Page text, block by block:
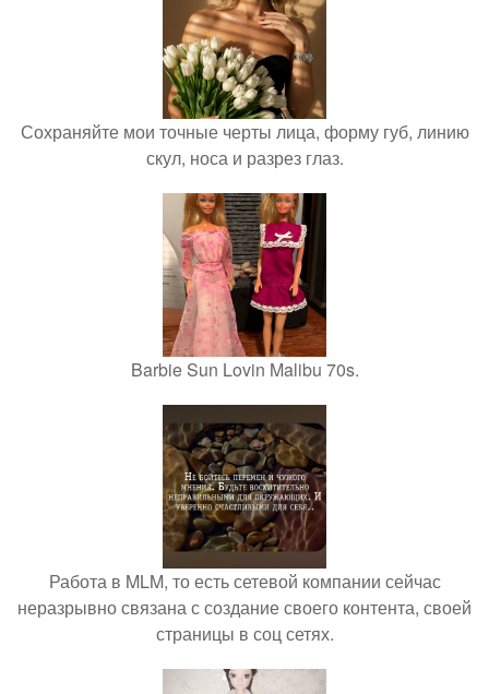
Сохраняйте мои точные черты лица, форму губ, линию
скул, носа и разрез глаз.
Barbie Sun Lovin Malibu 70s.
Работа в MLM, то есть сетевой компании сейчас
неразрывно связана с создание своего контента, своей
страницы в соц сетях.